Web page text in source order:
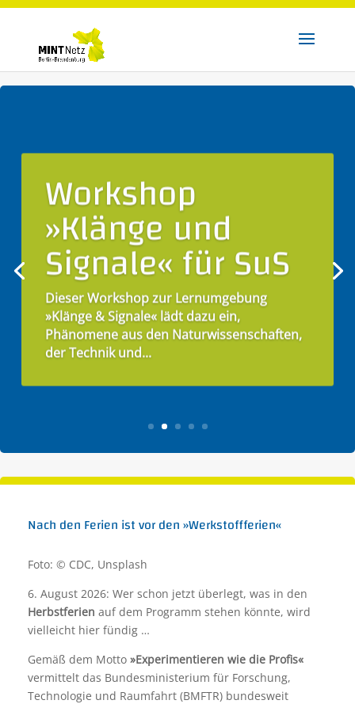
Workshop
»Klänge und
Signale« für SuS
Dieser Workshop zur Lernumgebung
»Klänge & Signale« lädt dazu ein,
Phänomene aus den Naturwissenschaften,
der Technik und...
Nach den Ferien ist vor den »Werkstoffferien«
Foto: © CDC, Unsplash
6. August 2026: Wer schon jetzt überlegt, was in den
Herbstferien auf dem Programm stehen könnte, wird
vielleicht hier fündig …
Gemäß dem Motto »Experimentieren wie die Profis«
vermittelt das Bundesministerium für Forschung,
Technologie und Raumfahrt (BMFTR) bundesweit